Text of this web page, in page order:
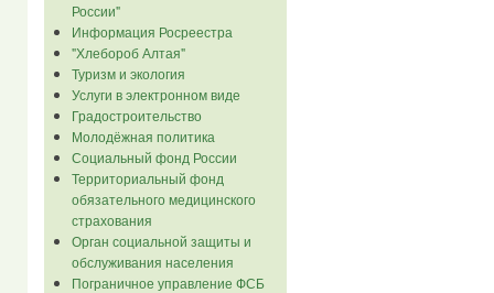
России"
Информация Росреестра
"Хлебороб Алтая"
Туризм и экология
Услуги в электронном виде
Градостроительство
Молодёжная политика
Социальный фонд России
Территориальный фонд
обязательного медицинского
страхования
Орган социальной защиты и
обслуживания населения
Пограничное управление ФСБ